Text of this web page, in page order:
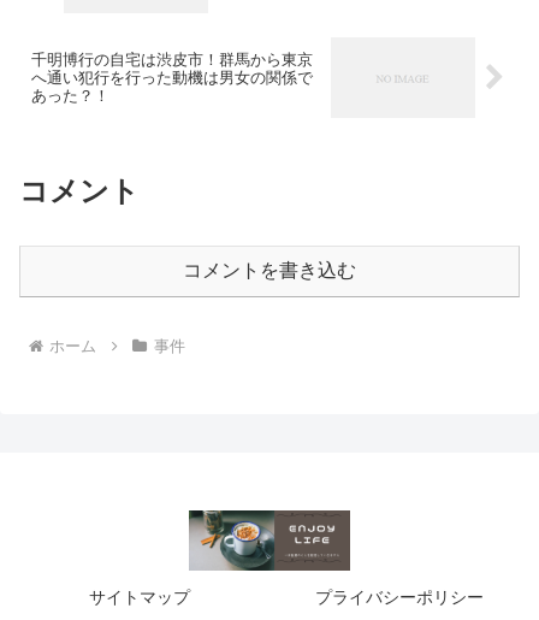
千明博行の自宅は渋皮市！群馬から東京
へ通い犯行を行った動機は男女の関係で
あった？！
コメント
コメントを書き込む
ホーム 事件
サイトマップ
プライバシーポリシー